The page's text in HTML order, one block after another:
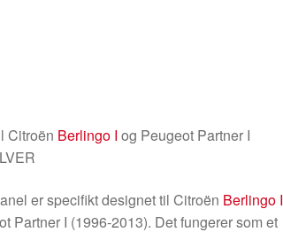
Citroën Berlingo I og Peugeot Partner I
er specifikt designet til Citroën Berlingo I
Partner I (1996-2013). Det fungerer som et